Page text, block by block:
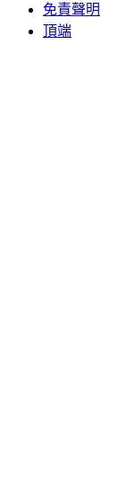
免責聲明
頂端